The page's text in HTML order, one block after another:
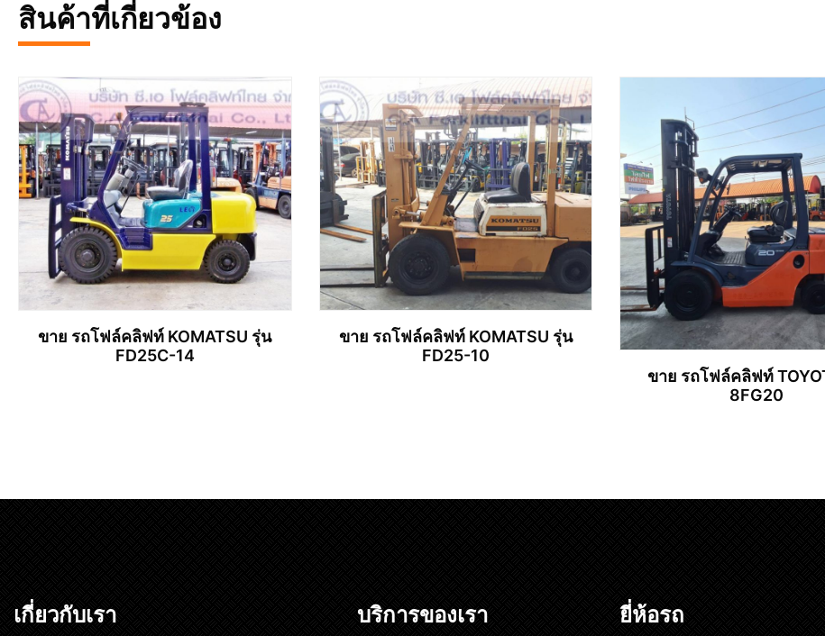
สินค้าที่เกี่ยวข้อง
ขาย รถโฟล์คลิฟท์ KOMATSU รุ่น
FD25C-14
ขาย รถโฟล์คลิฟท์ KOMATSU รุ่น
FD25-10
ขาย รถโฟล์คลิฟท์
8FG20
เกี่ยวกับเรา บริการของเรา ยี่ห้อรถ